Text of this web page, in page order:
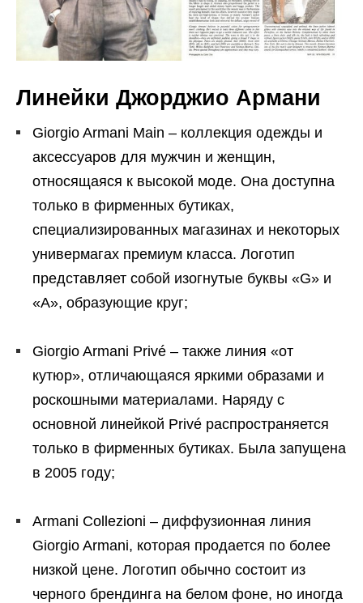
Линейки Джорджио Армани
Giorgio Armani Main – коллекция одежды и
аксессуаров для мужчин и женщин,
относящаяся к высокой моде. Она доступна
только в фирменных бутиках,
специализированных магазинах и некоторых
универмагах премиум класса. Логотип
представляет собой изогнутые буквы «G» и
«A», образующие круг;
Giorgio Armani Privé – также линия «от
кутюр», отличающаяся яркими образами и
роскошными материалами. Наряду с
основной линейкой Privé распространяется
только в фирменных бутиках. Была запущена
в 2005 году;
Armani Collezioni – диффузионная линия
Giorgio Armani, которая продается по более
низкой цене. Логотип обычно состоит из
черного брендинга на белом фоне, но иногда